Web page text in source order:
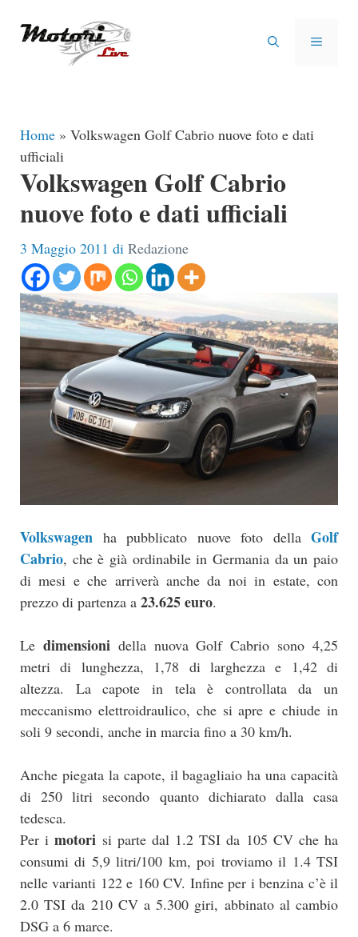
MENU
Home » Volkswagen Golf Cabrio nuove foto e dati
ufficiali
Volkswagen Golf Cabrio
nuove foto e dati ufficiali
3 Maggio 2011 di Redazione
Volkswagen ha pubblicato nuove foto della Golf
Cabrio, che è già ordinabile in Germania da un paio
di mesi e che arriverà anche da noi in estate, con
prezzo di partenza a 23.625 euro.
Le dimensionidella nuova Golf Cabrio sono 4,25
metri di lunghezza, 1,78 di larghezza e 1,42 di
altezza. La capote in tela è controllata da un
meccanismo elettroidraulico, che si apre e chiude in
soli 9 secondi, anche in marcia fino a 30 km/h.
Anche piegata la capote, il bagagliaio ha una capacità
di 250 litri secondo quanto dichiarato dalla casa
tedesca.
Per imotori si parte dal 1.2 TSI da 105 CV che ha
consumi di 5,9 litri/100 km, poi troviamo il 1.4 TSI
nelle varianti 122 e 160 CV. Infine per i benzina c’è il
2.0 TSI da 210 CV a 5.300 giri, abbinato al cambio
DSG a 6 marce.